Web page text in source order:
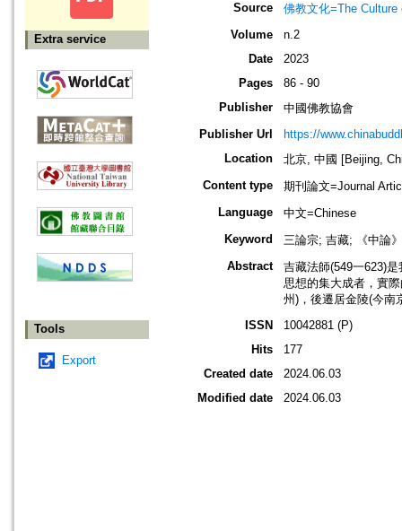
Extra service
Tools
Export
Source
佛教文化=The
Volume
n.2
Date
2023
Pages
86 - 90
Publisher
中國佛教協會
Publisher Url
https://
Location
北京, 中國 [Beijing,
Content type
期刊論文=Journal
Language
中文=Chinese
Keyword
三論宗; 吉藏; 《中論
Abstract
吉藏法師(549一623)
思想的集大成者，實
州)，後遷居金陵(今南
ISSN
10042881 (P)
Hits
177
Created date
2024.06.03
Modified date
2024.06.03